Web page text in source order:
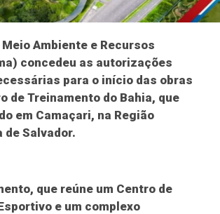
Ambiente e Recursos
concedeu as autorizações
para o início das obras
de Treinamento do Bahia, que
em Camaçari, na Região
Salvador.
que reúne um Centro de
e um complexo